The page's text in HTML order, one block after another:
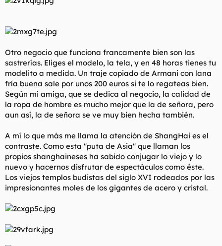
Otro negocio que funciona francamente bien son las
sastrerías. Eliges el modelo, la tela, y en 48 horas tienes tu
modelito a medida. Un traje copiado de Armani con lana
fría buena sale por unos 200 euros si te lo regateas bien.
Según mi amiga, que se dedica al negocio, la calidad de
la ropa de hombre es mucho mejor que la de señora, pero
aun así, la de señora se ve muy bien hecha también.
A mí lo que más me llama la atención de ShangHai es el
contraste. Como esta "puta de Asia" que llaman los
propios shanghaineses ha sabido conjugar lo viejo y lo
nuevo y hacernos disfrutar de espectáculos como éste.
Los viejos templos budistas del siglo XVI rodeados por las
impresionantes moles de los gigantes de acero y cristal.